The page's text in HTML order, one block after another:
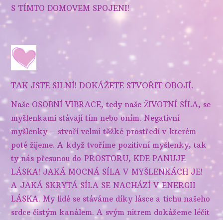
S TÍMTO DOMOVEM SPOJENI!
TAK JSTE SILNÍ! DOKÁŽETE STVOŘIT OBOJÍ.
Naše OSOBNÍ VIBRACE, tedy naše ŽIVOTNÍ SÍLA, se
myšlenkami stávají tím nebo oním. Negativní
myšlenky – stvoří velmi těžké prostředí v kterém
poté žijeme. A když tvoříme pozitivní myšlenky, tak
ty nás přesunou do PROSTORU, KDE PANUJE
LÁSKA! JAKÁ MOCNÁ SÍLA V MYŠLENKÁCH JE!
A JAKÁ SKRYTÁ SÍLA SE NACHÁZÍ V ENERGII
LÁSKA. My lidé se stáváme díky lásce a tichu našeho
srdce čistým kanálem. A svým nitrem dokážeme léčit